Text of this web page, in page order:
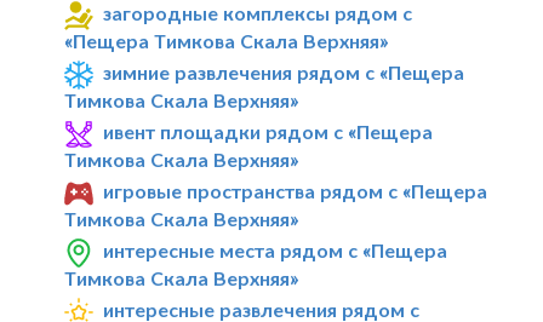
загородные комплексы рядом с
«Пещера Тимкова Скала Верхняя»
зимние развлечения рядом с «Пещера
Тимкова Скала Верхняя»
ивент площадки рядом с «Пещера
Тимкова Скала Верхняя»
игровые пространства рядом с «Пещера
Тимкова Скала Верхняя»
интересные места рядом с «Пещера
Тимкова Скала Верхняя»
интересные развлечения рядом с